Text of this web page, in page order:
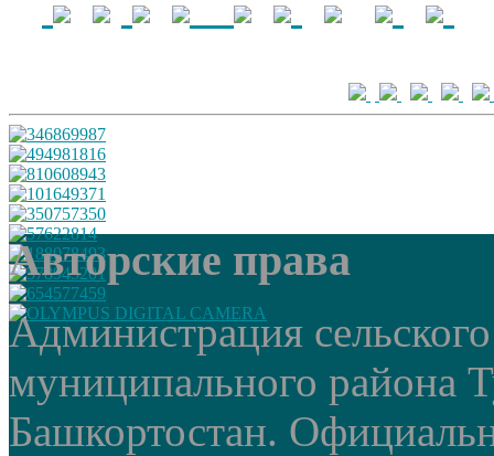
Авторские права
Администрация
муниципального района
Башкортостан.